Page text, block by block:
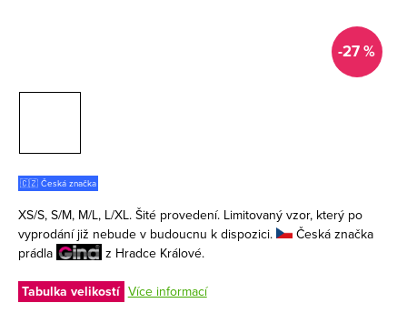
-27 %
🇨🇿 Česká značka
XS/S, S/M, M/L, L/XL. Šité provedení. Limitovaný vzor, který po
vyprodání již nebude v budoucnu k dispozici.
Česká značka
prádla
z Hradce Králové.
Tabulka velikostí Více informací